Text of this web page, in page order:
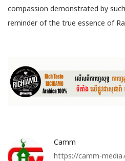
compassion demonstrated by
reminder of the true essence of
Camm
https://camm-